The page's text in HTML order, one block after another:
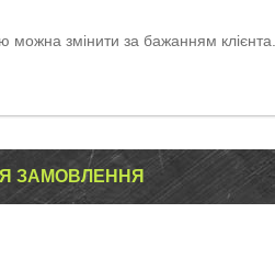
можна змінити за бажанням клієнта.
ЗАМОВЛЕННЯ